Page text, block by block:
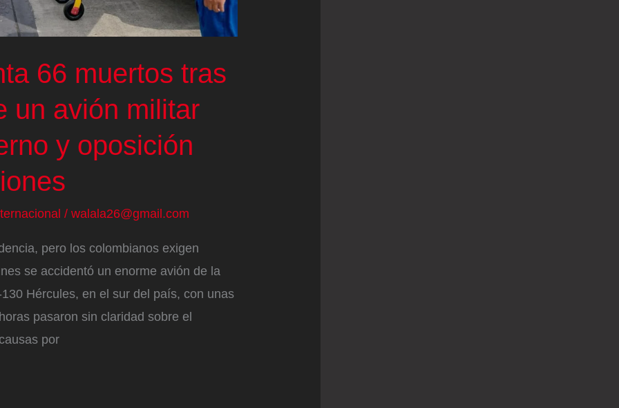
66 muertos tras
un avión militar
y oposición
/ walala26@gmail.com
pero los colombianos exigen
se accidentó un enorme avión de la
Hércules, en el sur del país, con unas
pasaron sin claridad sobre el
por